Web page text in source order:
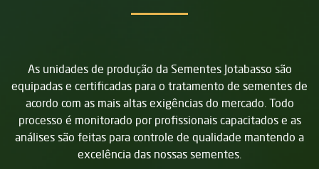
As unidades de produção da Sementes Jotabasso são
equipadas e certificadas para o tratamento de sementes de
acordo com as mais altas exigências do mercado. Todo
processo é monitorado por profissionais capacitados e as
análises são feitas para controle de qualidade mantendo a
excelência das nossas sementes.